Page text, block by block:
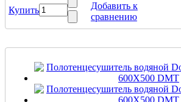
Купить
Добавить к
сравнению